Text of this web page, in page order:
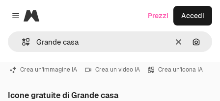
Close menu
Magnific
CancellaCerca
Prezzi Accedi
Crea un'immagine IA Crea un video IA Crea un'icona IA
Icone gratuite di Grande casa